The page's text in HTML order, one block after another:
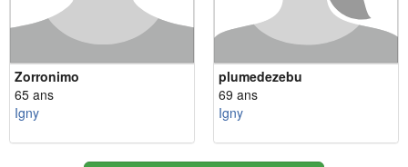
Zorronimo
65 ans
Igny
plumedezebu
69 ans
Igny